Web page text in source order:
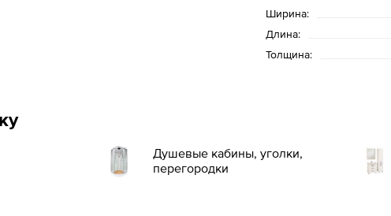
Ширина:
Длина:
Толщина:
Душевые кабины, уголки,
перегородки